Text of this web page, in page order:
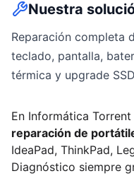
Nuestra
Reparación completa
teclado, pantalla,
térmica y upgrade
En Informática
reparación de
IdeaPad, ThinkPad,
Diagnóstico siempre